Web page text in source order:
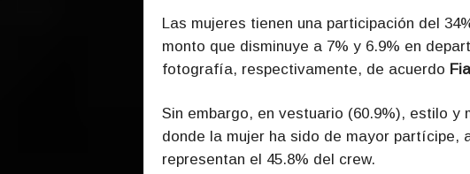
Las mujeres tienen una participación del
monto que disminuye a 7% y 6.9% en
fotografía, respectivamente, de acuerdo
Sin embargo, en vestuario (60.9%), estilo y
donde la mujer ha sido de mayor partícipe,
representan el 45.8% del crew.